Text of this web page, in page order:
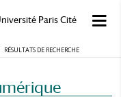
Paris Cité
RÉSULTATS DE RECHERCHE